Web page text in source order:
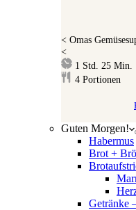
< Omas
<
1 Stunde
Std. 25 Min.
4 Portionen
Guten Morgen!
Habermus
Brot +
Getränke